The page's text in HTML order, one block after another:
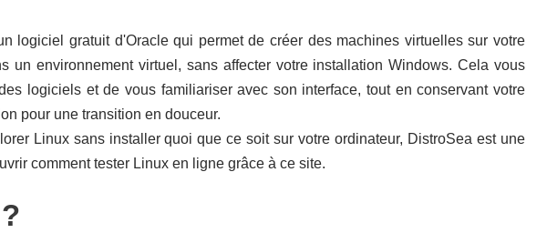
logiciel gratuit d'Oracle qui permet de créer des machines virtuelles sur votre
un environnement virtuel, sans affecter votre installation Windows. Cela vous
logiciels et de vous familiariser avec son interface, tout en conservant votre
pour une transition en douceur.
Linux sans installer quoi que ce soit sur votre ordinateur, DistroSea est une
comment tester Linux en ligne grâce à ce site.